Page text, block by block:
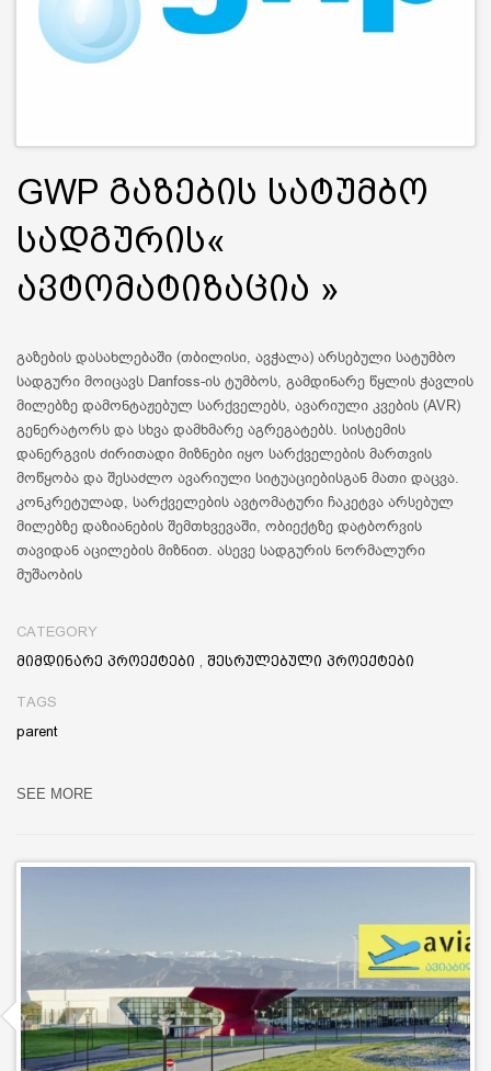
GWP გაზების სატუმბო
სადგურის«
ავტომატიზაცია »
გაზების დასახლებაში (თბილისი, ავჭალა) არსებული სატუმბო
სადგური მოიცავს Danfoss-ის ტუმბოს, გამდინარე წყლის ჭავლის
მილებზე დამონტაჟებულ სარქველებს, ავარიული კვების (AVR)
გენერატორს და სხვა დამხმარე აგრეგატებს. სისტემის
დანერგვის ძირითადი მიზნები იყო სარქველების მართვის
მოწყობა და შესაძლო ავარიული სიტუაციებისგან მათი დაცვა.
კონკრეტულად, სარქველების ავტომატური ჩაკეტვა არსებულ
მილებზე დაზიანების შემთხვევაში, ობიექტზე დატბორვის
თავიდან აცილების მიზნით. ასევე სადგურის ნორმალური
მუშაობის
CATEGORY
მიმდინარე პროექტები
შესრულებული პროექტები
TAGS
parent
SEE MORE